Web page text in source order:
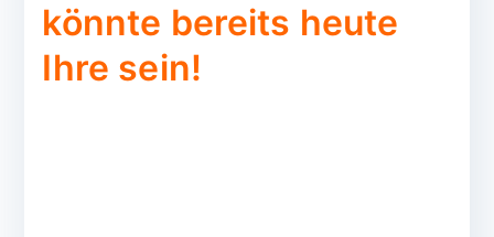
könnte bereits heute
Ihre sein!